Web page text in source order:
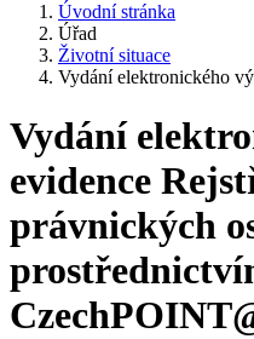
Úvodní stránka
Úřad
Životní situace
Vydání elektronického
Vydání
evidence
právnických